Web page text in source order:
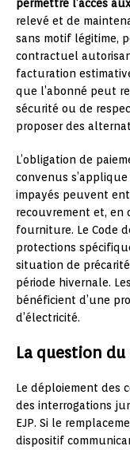
permettre l’accès
relevé et de
sans motif légitime,
contractuel
facturation
que l’abonné peut
sécurité ou de
proposer des
L’obligation de
convenus
impayés peuvent
recouvrement et, en
fourniture. Le Code
protections
situation de
période hivernale.
bénéficient d’une
d’électricité.
La question
Le déploiement des
des interrogations
EJP. Si le
dispositif